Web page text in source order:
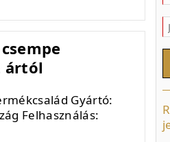
ártól
Gyártó:
Felhasználás: